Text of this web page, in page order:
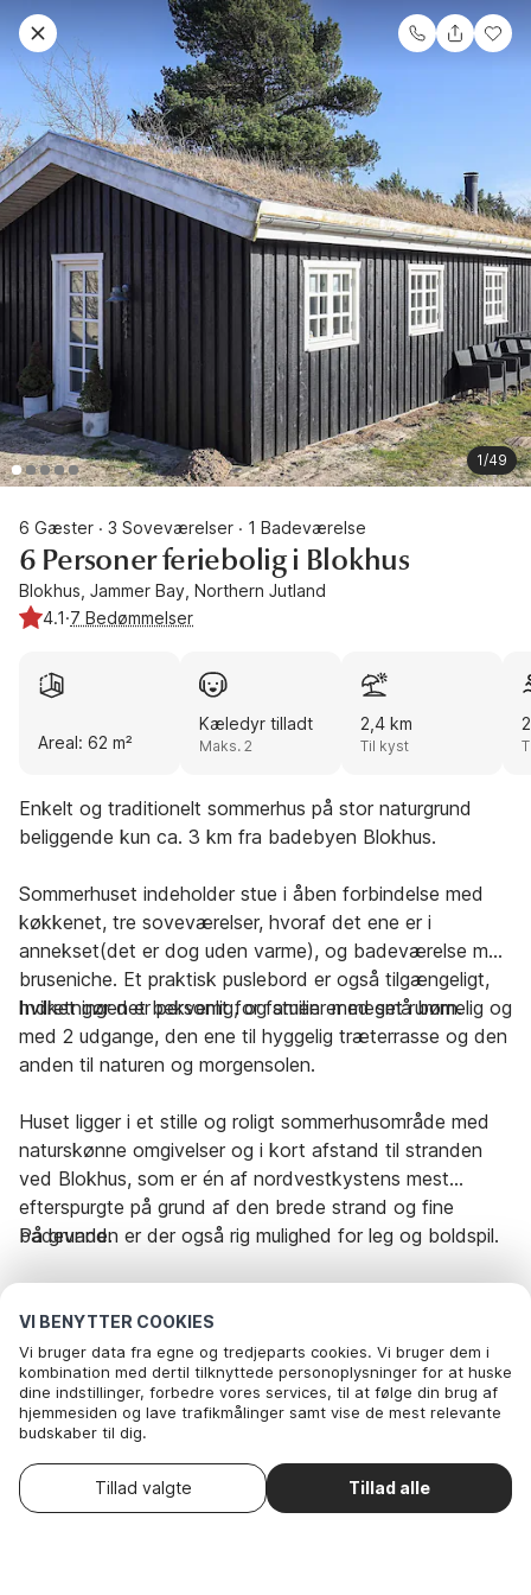
VI BENYTTER COOKIES
Vi bruger data fra egne og tredjeparts cookies. Vi bruger dem i
kombination med dertil tilknyttede personoplysninger for at huske
dine indstillinger, forbedre vores services, til at følge din brug af
hjemmesiden og lave trafikmålinger samt vise de mest relevante
budskaber til dig.
hvilke af vores valgfrie cookies du vil acceptere.
Læs mere om vores cookie- og privatlivspolitik. Du kan
trække dit samtykke tilbageHer.
Tillad alle
Tillad valgte
1/49
6 Gæster · 3 Soveværelser · 1 Badeværelse
6 Personer feriebolig i Blokhus
Blokhus, Jammer Bay, Northern Jutland
4.1·7 Bedømmelser
Areal: 62 m²
Kæledyr tilladt
Maks. 2
2,4 km
Til kyst
Enkelt og traditionelt sommerhus på stor naturgrund
beliggende kun ca. 3 km fra badebyen Blokhus.
Sommerhuset indeholder stue i åben forbindelse med
køkkenet, tre soveværelser, hvoraf det ene er i
annekset(det er dog uden varme), og badeværelse med
bruseniche. Et praktisk puslebord er også tilgængeligt,
hvilket gør det bekvemt for familier med små børn.
Indretningen er personlig, og stuen er meget rummelig og
med 2 udgange, den ene til hyggelig træterrasse og den
anden til naturen og morgensolen.
Huset ligger i et stille og roligt sommerhusområde med
naturskønne omgivelser og i kort afstand til stranden
ved Blokhus, som er én af nordvestkystens mest
efterspurgte på grund af den brede strand og fine
badevand.
På grunden er der også rig mulighed for leg og boldspil.
Rejseperiode og gæster
Dato
Gæster 2 Gæster
Vælg ankomstdato